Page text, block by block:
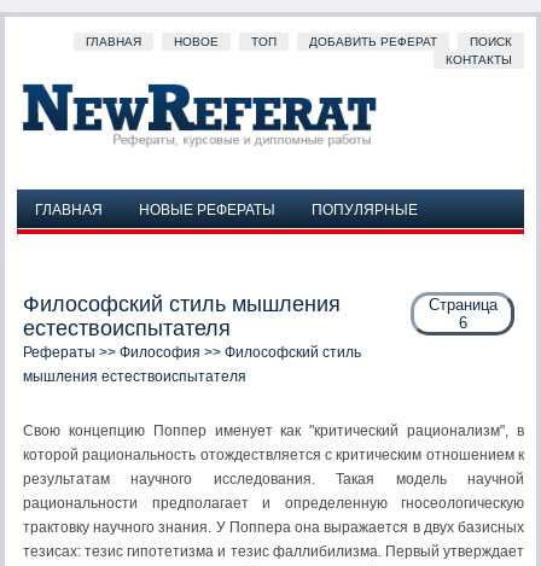
ГЛАВНАЯ НОВОЕ ТОП ДОБАВИТЬ РЕФЕРАТ
ПОИСК
КОНТАКТЫ
ГЛАВНАЯ НОВЫЕ РЕФЕРАТЫ
ПОПУЛЯРНЫЕ
Страница
6
Философский стиль мышления
естествоиспытателя
Рефераты >> Философия >> Философский стиль
мышления естествоиспытателя
Свою концепцию Поппер именует как "критический рационализм", в
которой рациональность отождествляется с критическим отношением к
результатам научного исследования. Такая модель научной
рациональности предполагает и определенную гносеологическую
трактовку научного знания. У Поппера она выражается в двух базисных
тезисах: тезис гипотетизма и тезис фаллибилизма. Первый утверждает